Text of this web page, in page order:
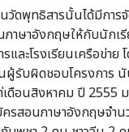
วัดพุทธิสารนั้นได้มีการ
ภาษาอังกฤษให้กับนักเ
และโรงเรียนเครือข่า
ผู้รับผิดชอบโครงการ
เดือนสิงหาคม ปี 2555
ครสอนภาษาอังกฤษจำ